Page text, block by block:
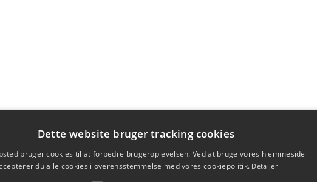
Dette website bruger tracking cookies
bruger cookies til at forbedre brugeroplevelsen. Ved at bruge vores hjemmeside
du alle cookies i overensstemmelse med vores cookiepolitik. Detaljer